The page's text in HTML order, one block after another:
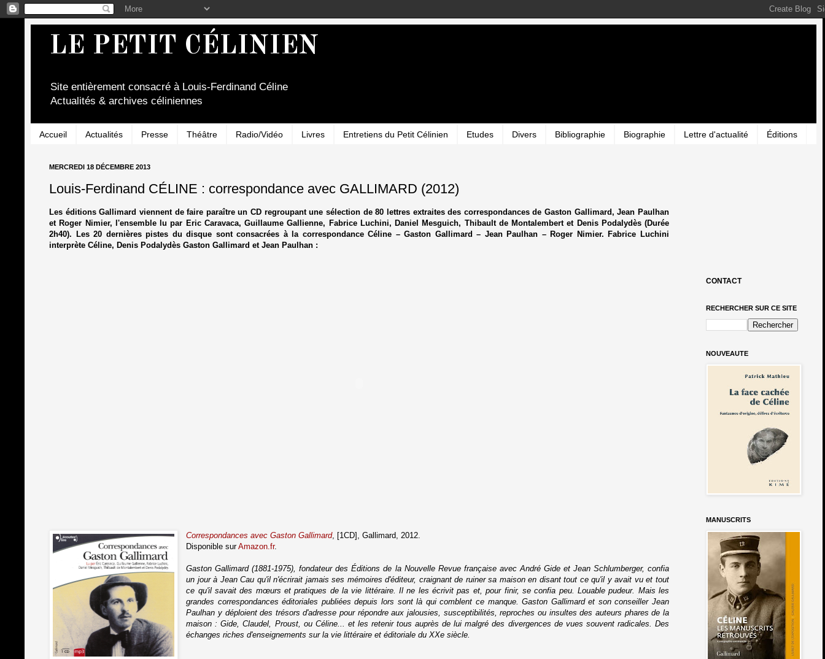
LE PETIT CÉLINIEN
Site entièrement consacré à Louis-Ferdinand Céline
Actualités & archives céliniennes
Accueil Actualités Presse Théâtre Radio/Vidéo Livres Entretiens du Petit Célinien Etudes Divers Bibliographie Biographie Lettre d'actualité Éditions
MERCREDI 18 DÉCEMBRE 2013
Louis-Ferdinand CÉLINE : correspondance avec GALLIMARD (2012)
Les éditions Gallimard viennent de faire paraître un CD regroupant une sélection de 80 lettres extraites des correspondances de Gaston Gallimard, Jean Paulhan
et Roger Nimier, l'ensemble lu par Eric Caravaca, Guillaume Gallienne, Fabrice Luchini, Daniel Mesguich, Thibault de Montalembert et Denis Podalydès (Durée
2h40). Les 20 dernières pistes du disque sont consacrées à la correspondance Céline – Gaston Gallimard – Jean Paulhan – Roger Nimier. Fabrice Luchini
interprète Céline, Denis Podalydès Gaston Gallimard et Jean Paulhan :
Correspondances avec Gaston Gallimard, [1CD], Gallimard, 2012.
Disponible surAmazon.fr.
Gaston Gallimard (1881-1975), fondateur des Éditions de la Nouvelle Revue française avec André Gide et Jean Schlumberger, confia
un jour à Jean Cau qu'il n'écrirait jamais ses mémoires d'éditeur, craignant de ruiner sa maison en disant tout ce qu'il y avait vu et tout
ce qu'il savait des mœurs et pratiques de la vie littéraire. Il ne les écrivit pas et, pour finir, se confia peu. Louable pudeur. Mais les
grandes correspondances éditoriales publiées depuis lors sont là qui comblent ce manque. Gaston Gallimard et son conseiller Jean
Paulhan y déploient des trésors d'adresse pour répondre aux jalousies, susceptibilités, reproches ou insultes des auteurs phares de la
maison : Gide, Claudel, Proust, ou Céline... et les retenir tous auprès de lui malgré des divergences de vues souvent radicales. Des
échanges riches d'enseignements sur la vie littéraire et éditoriale du XXe siècle.
CONTACT
RECHERCHER SUR CE SITE
NOUVEAUTE
MANUSCRITS